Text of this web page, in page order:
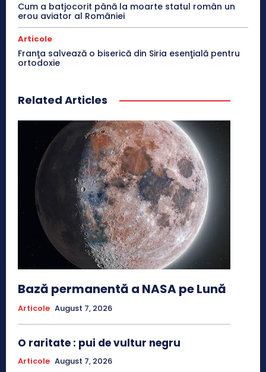
Cum a batjocorit până la moarte statul român un
erou aviator al României
Articole
Franţa salvează o biserică din Siria esenţială pentru
ortodoxie
Related Articles
Bază permanentă a NASA pe Lună
Articole August 7, 2026
O raritate : pui de vultur negru
Articole August 7, 2026